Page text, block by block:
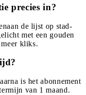
precies in?
de lijst op stad-
met een gouden
kliks.
is het abonnement
van 1 maand.